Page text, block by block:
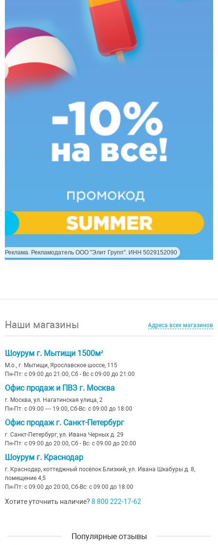
Реклама. Рекламодатель ООО "Элит Групп". ИНН 5029152090
Наши магазины Адреса всех магазинов
Шоурум г. Мытищи 1500м²
М.о., г. Мытищи, Ярославское шоссе, 115
Пн-Пт: с 09:00 до 21:00, Сб - Вс с 09:00 до 21:00
Офис продаж и ПВЗ г. Москва
г. Москва, ул. Нагатинская улица, 2
Пн-Пт: с 09:00 — 19:00, Сб-Вс: с 09:00 до 18:00
Офис продаж г. Санкт-Петербург
г. Санкт-Петербург, ул. Ивана Черных д. 29
Пн-Пт: с 09:00 до 20:00, Сб - Вс: с 09:00 до 20:00
Шоурум г. Краснодар
г. Краснодар, коттеджный посёлок Близкий, ул. Ивана Шкабуры д. 8,
помещение 4,5
Пн-Пт: с 09:00 до 20:00, Сб-Вс: с 09:00 до 18:00
Хотите уточнить наличие? 8 800 222-17-62
Популярные отзывы